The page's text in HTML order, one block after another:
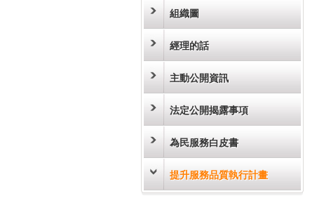
組織圖
經理的話
主動公開資訊
法定公開揭露事項
為民服務白皮書
提升服務品質執行計畫